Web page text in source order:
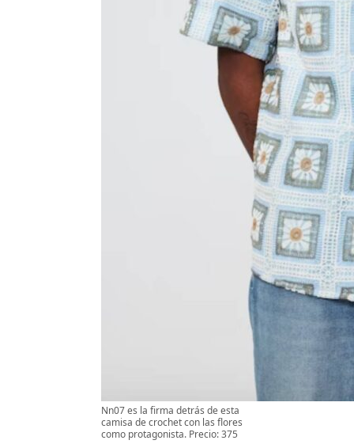
Nn07 es la firma detrás de esta
camisa de crochet con las flores
como protagonista. Precio: 375